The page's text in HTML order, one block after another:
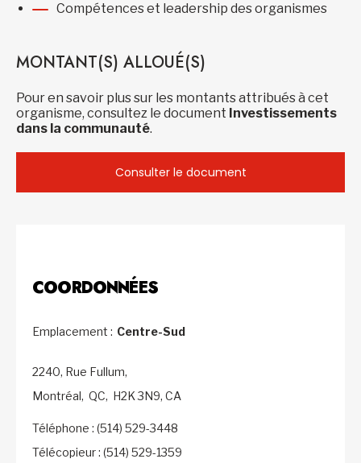
Compétences et leadership des organismes
MONTANT(S) ALLOUÉ(S)
Pour en savoir plus sur les montants attribués à cet
organisme, consultez le document Investissements
dans la communauté.
Consulter le document
COORDONNÉES
Emplacement : Centre-Sud
2240, Rue Fullum,
Montréal, QC, H2K 3N9, CA
Téléphone : (514) 529-3448
Télécopieur : (514) 529-1359